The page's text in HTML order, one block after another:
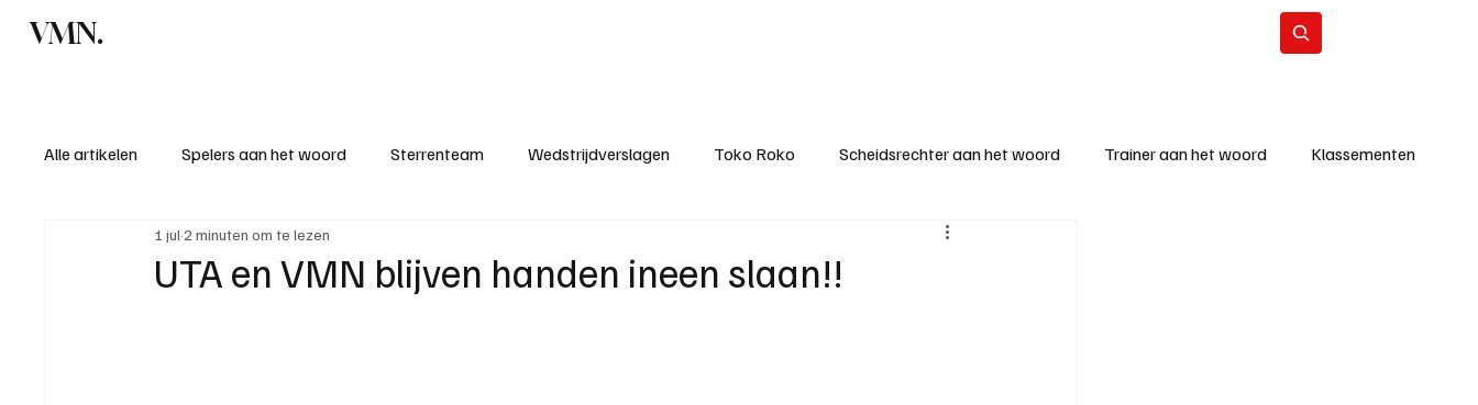
VMN.
Alle artikelen Spelers aan het woord Sterrenteam Wedstrijdverslagen Toko Roko Scheidsrechter aan het woord Trainer aan het woord Klassementen
Standen & uitslagen KM - Meest sportieve ploeg KM - Topscorer van het seizoen
UTA en VMN blijven handen ineen slaan!!
1 jul 2 minuten om te lezen